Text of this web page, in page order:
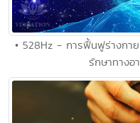
• 528Hz - การฟื้นฟูร่างกา
รักษาทาง